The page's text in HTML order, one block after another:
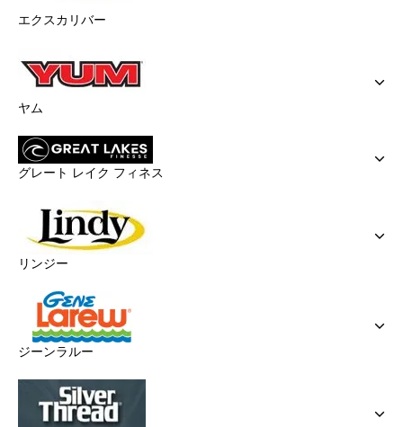
エクスカリバー
ヤム
グレート レイク フィネス
リンジー
ジーンラルー